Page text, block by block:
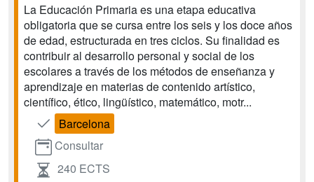
La Educación Primaria es una etapa educativa
obligatoria que se cursa entre los seis y los doce años
de edad, estructurada en tres ciclos. Su finalidad es
contribuir al desarrollo personal y social de los
escolares a través de los métodos de enseñanza y
aprendizaje en materias de contenido artístico,
científico, ético, lingüístico, matemático, motr...
Barcelona
Consultar
240 ECTS